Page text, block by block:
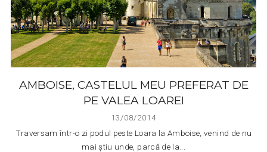
AMBOISE, CASTELUL MEU PREFERAT DE
PE VALEA LOAREI
13/08/2014
Traversam într-o zi podul peste Loara la Amboise, venind de nu
mai știu unde, parcă de la...